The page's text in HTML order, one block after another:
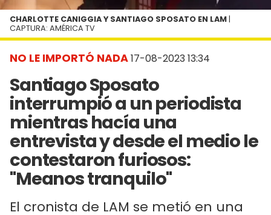
NO LE IMPORTÓ NADA17-08-2023 13:34
Santiago Sposato
interrumpió a un periodista
mientras hacía una
entrevista y desde el medio le
contestaron furiosos:
"Meanos tranquilo"
El cronista de LAM se metió en una
CHARLOTTE CANIGGIA Y SANTIAGO SPOSATO EN LAM |
CAPTURA: AMÉRICA TV